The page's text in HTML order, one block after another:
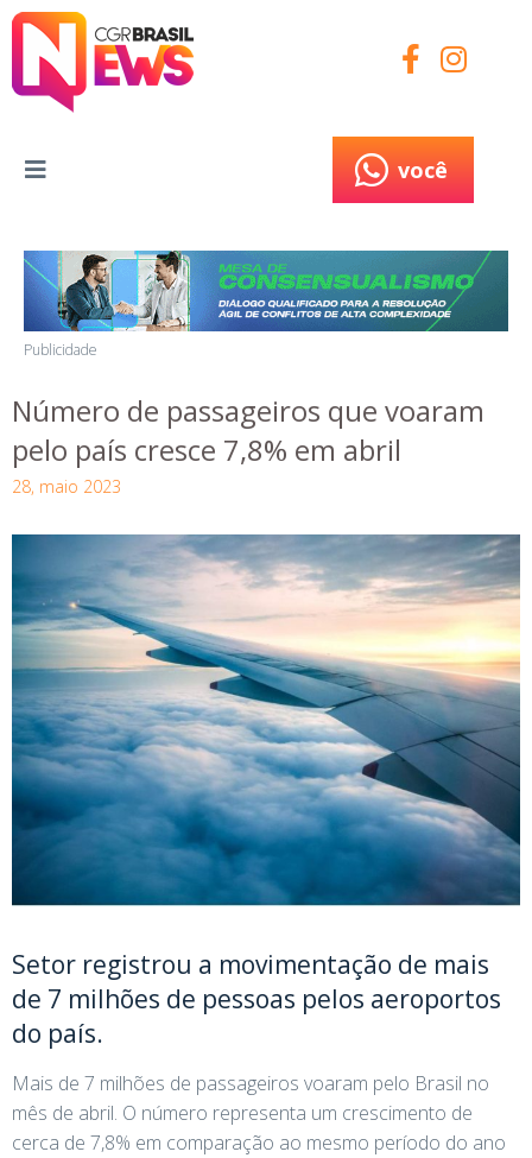
você
Publicidade
Número de passageiros que voaram
pelo país cresce 7,8% em abril
28, maio 2023
Setor registrou a movimentação de mais
de 7 milhões de pessoas pelos aeroportos
do país.
Mais de 7 milhões de passageiros voaram pelo Brasil no
mês de abril. O número representa um crescimento de
cerca de 7,8% em comparação ao mesmo período do ano